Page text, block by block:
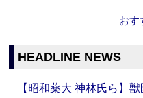
おす
HEADLINE NEWS
【昭和薬大 神林氏ら】